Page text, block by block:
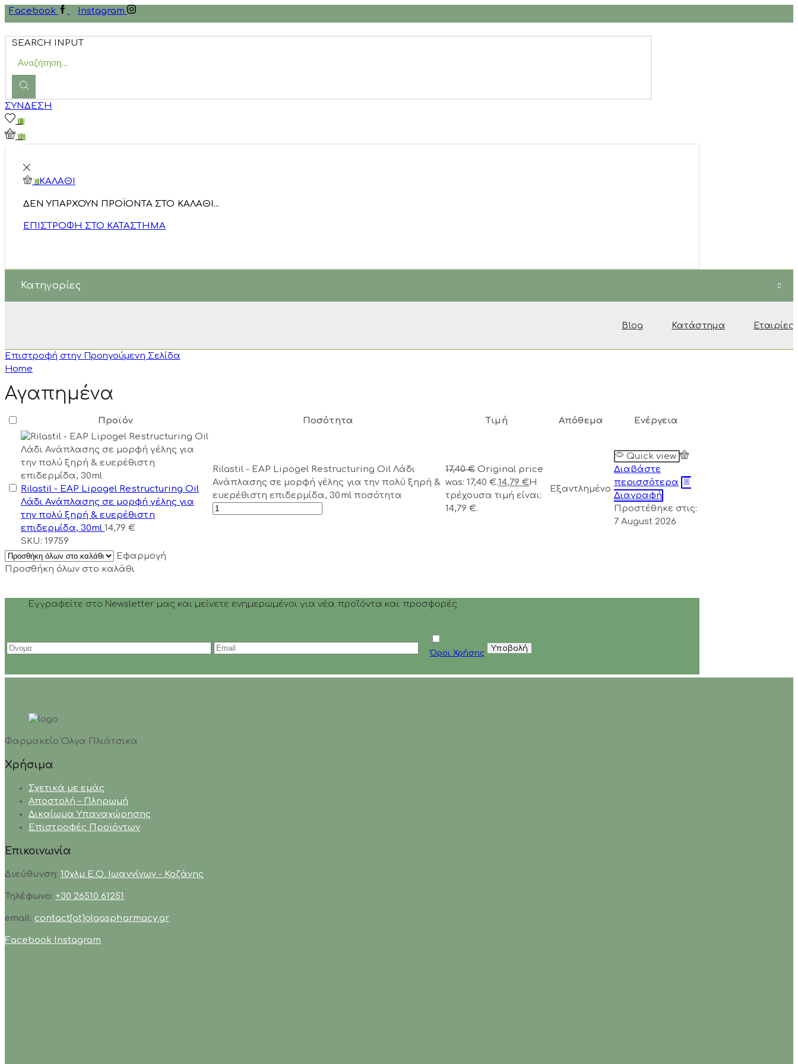
Facebook Instagram
SEARCH INPUT
ΣΎΝΔΕΣΗ
11
00
0 ΚΑΛΆΘΙ
ΔΕΝ ΥΠΆΡΧΟΥΝ ΠΡΟΪΌΝΤΑ ΣΤΟ ΚΑΛΆΘΙ...
ΕΠΙΣΤΡΟΦΉ ΣΤΟ ΚΑΤΆΣΤΗΜΑ
Κατηγορίες
Blog Κατάστημα Εταιρίες
Επιστροφή στην Προηγούμενη Σελίδα
Home
Αγαπημένα
Προϊόν Ποσότητα Τιμή Απόθεμα Ενέργεια
Rilastil - EAP Lipogel Restructuring Oil
Λάδι Ανάπλασης σε μορφή γέλης για
την πολύ ξηρή & ευερέθιστη
επιδερμίδα, 30ml14,79€
SKU:19759
Rilastil - EAP Lipogel Restructuring Oil Λάδι
Ανάπλασης σε μορφή γέλης για την πολύ ξηρή &
ευερέθιστη επιδερμίδα, 30ml ποσότητα
17,40€ Original price
was: 17,40 €.14,79€Η
τρέχουσα τιμή είναι:
14,79 €.
Εξαντλημένο
Quick view
Διαβάστε
περισσότερα
Διαγραφή
Προστέθηκε στις:
7 August 2026
Εφαρμογή
Προσθήκη όλων στο καλάθι
Εγγραφείτε στο Newsletter μας και μείνετε ενημερωμένοι για νέα προϊόντα και προσφορές
Όροι Χρήσης
Φαρμακείο Όλγα Πλιάτσικα
Χρήσιμα
Σχετικά με εμάς
Αποστολή – Πληρωμή
Δικαίωμα Υπαναχώρησης
Επιστροφές Προϊόντων
Επικοινωνία
Διεύθυνση: 10χλμ Ε.Ο. Ιωαννίνων - Κοζάνης
Τηλέφωνο: +30 26510 61251
email: contact[at]olgaspharmacy.gr
Facebook Instagram